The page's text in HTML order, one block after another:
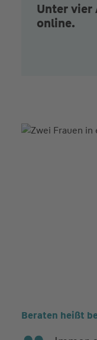
Unter vier
online.
Beraten heißt